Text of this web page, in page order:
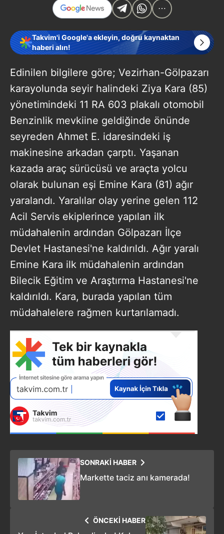
Takvim'i Google'a ekleyin, doğru kaynaktan
haberi alın!
Edinilen bilgilere göre; Vezirhan-Gölpazarı
karayolunda seyir halindeki Ziya Kara (85)
yönetimindeki 11 RA 603 plakalı otomobil
Benzinlik mevkiine geldiğinde önünde
seyreden Ahmet E. idaresindeki iş
makinesine arkadan çarptı. Yaşanan
kazada araç sürücüsü ve araçta yolcu
olarak bulunan eşi Emine Kara (81) ağır
yaralandı. Yaralılar olay yerine gelen 112
Acil Servis ekiplerince yapılan ilk
müdahalenin ardından Gölpazarı İlçe
Devlet Hastanesi'ne kaldırıldı. Ağır yaralı
Emine Kara ilk müdahalenin ardından
Bilecik Eğitim ve Araştırma Hastanesi'ne
kaldırıldı. Kara, burada yapılan tüm
müdahalelere rağmen kurtarılamadı.
SONRAKİ HABER
Markette taciz anı kamerada!
ÖNCEKİ HABER